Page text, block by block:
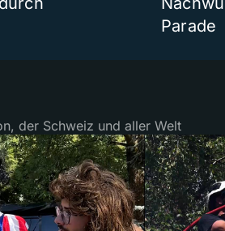
Parade
der Schweiz und aller Welt